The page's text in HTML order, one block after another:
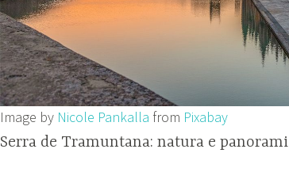
Image by Nicole Pankalla from Pixabay
Serra de Tramuntana: natura e panorami